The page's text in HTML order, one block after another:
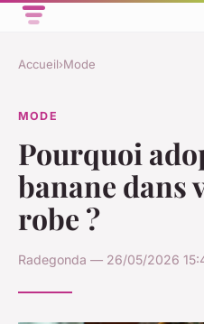
Accueil›Mode
MODE
Pourquoi
banane dans
robe ?
Radegonda — 26/05/2026